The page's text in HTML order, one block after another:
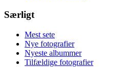
Særligt
Mest sete
Nye fotografier
Nyeste albummer
Tilfældige fotografier